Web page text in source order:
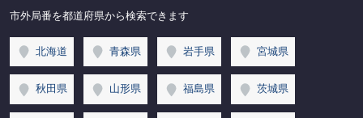
市外局番を都道府県から検索できます
北海道 青森県 岩手県 宮城県
秋田県 山形県 福島県 茨城県